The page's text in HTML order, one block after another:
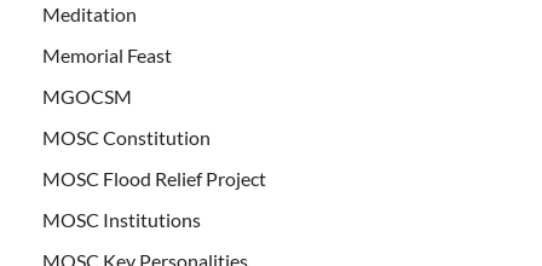
Meditation
Memorial Feast
MGOCSM
MOSC Constitution
MOSC Flood Relief Project
MOSC Institutions
MOSC Key Personalities